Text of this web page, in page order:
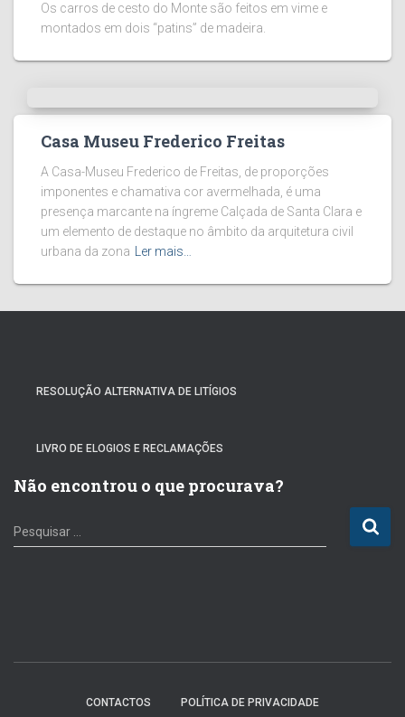
Os carros de cesto do Monte são feitos em vime e
montados em dois “patins” de madeira.
Casa Museu Frederico Freitas
A Casa-Museu Frederico de Freitas, de proporções
imponentes e chamativa cor avermelhada, é uma
presença marcante na íngreme Calçada de Santa Clara e
um elemento de destaque no âmbito da arquitetura civil
urbana da zona
Ler mais…
RESOLUÇÃO ALTERNATIVA DE LITÍGIOS
LIVRO DE ELOGIOS E RECLAMAÇÕES
Não encontrou o que procurava?
P
e
a
Pesquisar …
CONTACTOS POLÍTICA DE PRIVACIDADE